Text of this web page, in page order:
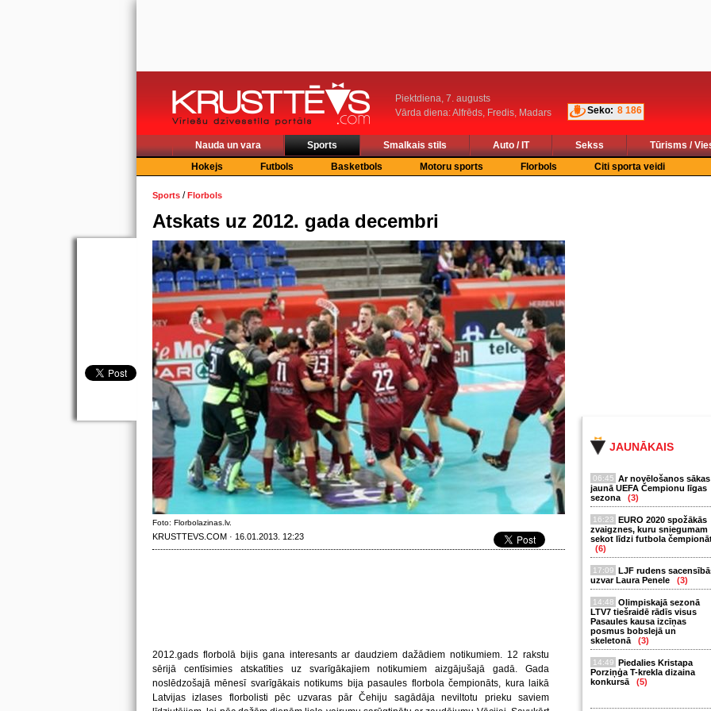
Piektdiena, 7. augusts
Vārda diena: Alfrēds, Fredis, Madars
Seko: 8 186
Nauda un vara Sports Smalkais stils Auto / IT Sekss
Tūrisms /
Hokejs
Futbols Basketbols Motoru sports Florbols Citi sporta veidi
JAUNĀKAIS
06:45 Ar novēlošanos sākas
jaunā UEFA Čempionu līgas
sezona
(3)
16:23 EURO 2020 spožākās
zvaigznes, kuru sniegumam
sekot līdzi futbola
(6)
17:09 LJF rudens
uzvar Laura Penele
(3)
14:48 Olimpiskajā sezonā
LTV7 tiešraidē rādīs visus
Pasaules kausa izcīņas
posmus bobslejā un
skeletonā
(3)
14:49 Piedalies Kristapa
Porziņģa T-krekla dizaina
konkursā
(5)
Sports /Florbols
Atskats uz 2012. gada decembri
Foto: Florbolazinas.lv.
KRUSTTEVS.COM · 16.01.2013. 12:23
2012.gads florbolā bijis gana interesants ar daudziem dažādiem notikumiem. 12 rakstu
sērijā centīsimies atskatīties uz svarīgākajiem notikumiem aizgājušajā gadā. Gada
noslēdzošajā mēnesī svarīgākais notikums bija pasaules florbola čempionāts, kura laikā
Latvijas izlases florbolisti pēc uzvaras pār Čehiju sagādāja neviltotu prieku saviem